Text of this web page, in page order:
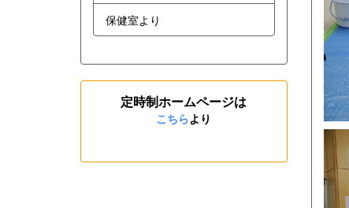
保健室より
定時制ホームページは
こちらより